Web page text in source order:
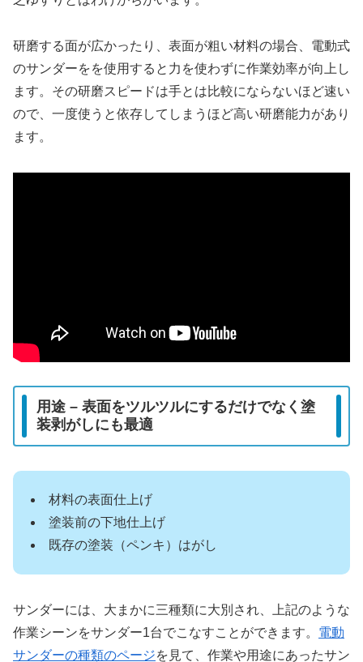
研磨する面が広かったり、表面が粗い材料の場合、電動式
のサンダーをを使用すると力を使わずに作業効率が向上し
ます。その研磨スピードは手とは比較にならないほど速い
ので、一度使うと依存してしまうほど高い研磨能力があり
ます。
用途 – 表面をツルツルにするだけでなく塗
装剥がしにも最適
材料の表面仕上げ
塗装前の下地仕上げ
既存の塗装（ペンキ）はがし
サンダーには、大まかに三種類に大別され、上記のような
作業シーンをサンダー1台でこなすことができます。 電動
サンダーの種類のページを見て、作業や用途にあったサン